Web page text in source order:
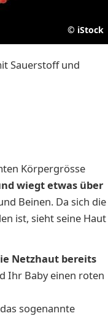
© iStock
Sauerstoff und
Körpergrösse
wiegt etwas über
Beinen. Da sich die
ist, sieht seine Haut
Netzhaut bereits
Ihr Baby einen roten
sogenannte